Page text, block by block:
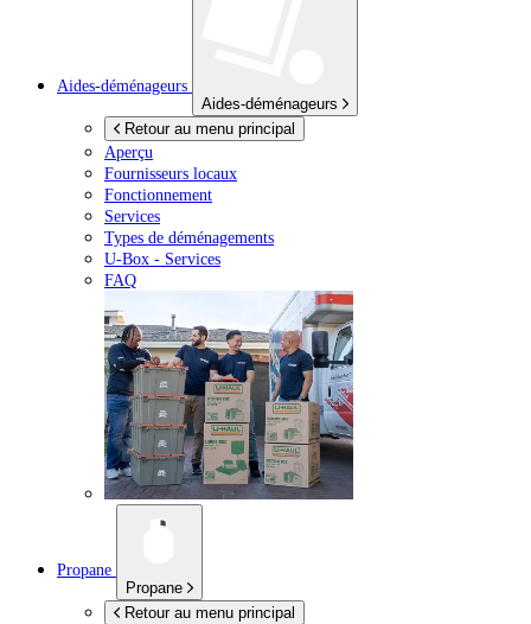
Aides-déménageurs
Aides-déménageurs
Retour au menu principal
Aperçu
Fournisseurs locaux
Fonctionnement
Services
Types de déménagements
U-Box - Services
FAQ
Propane
Propane
Retour au menu principal